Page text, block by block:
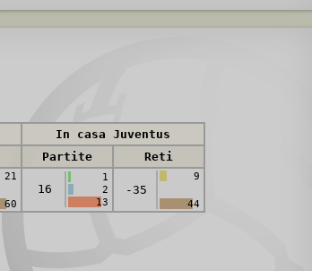
In casa Juventus
Partite Reti
21
60
16
1
2
13
-35
9
44